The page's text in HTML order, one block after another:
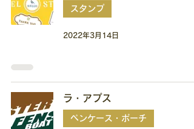
スタンプ
2022年3月14日
ラ・アプス
ペンケース・ポーチ